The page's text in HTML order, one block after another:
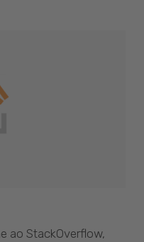
ao StackOverflow,